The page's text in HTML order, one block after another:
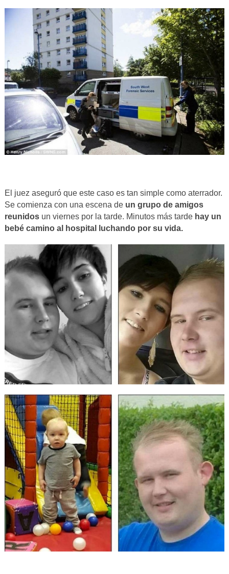
El juez aseguró que este caso es tan simple como aterrador.
Se comienza con una escena deun grupo de amigos
reunidosun viernes por la tarde. Minutos más tarde hay un
bebé camino al hospital luchando por su vida.